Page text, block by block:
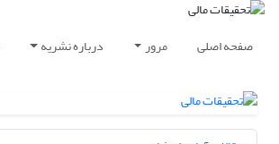
صفحه اصلی مرور درباره نشریه